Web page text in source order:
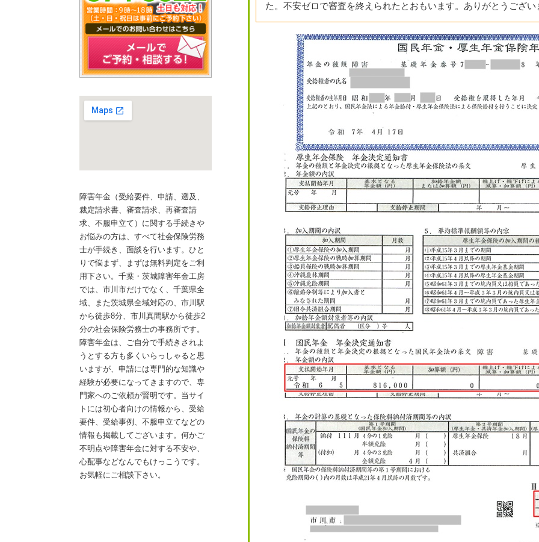
た。不安ゼロで審査を終えられたとおもいます。ありがとうござい
障害年金（受給要件、申請、遡及、
裁定請求書、審査請求、再審査請
求、不服申立て）に関する手続きや
お悩みの方は、すべて社会保険労務
士が手続き、面談を行います。ひと
りで悩まず、まずは無料判定をご利
用下さい。千葉・茨城障害年金工房
では、市川市だけでなく、千葉県全
域、また茨城県全域対応の、市川駅
から徒歩8分、市川真間駅から徒歩2
分の社会保険労務士の事務所です。
障害年金は、ご自分で手続きされよ
うとする方も多くいらっしゃると思
いますが、申請には専門的な知識や
経験が必要になってきますので、専
門家へのご依頼が賢明です。当サイ
トには初心者向けの情報から、受給
要件、受給事例、不服申立てなどの
情報も掲載してございます。何かご
不明点や障害年金に対する不安や、
心配事などなんでもけっこうです。
お気軽にご相談下さい。